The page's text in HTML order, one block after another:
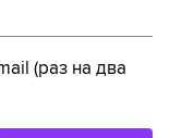
(раз на два